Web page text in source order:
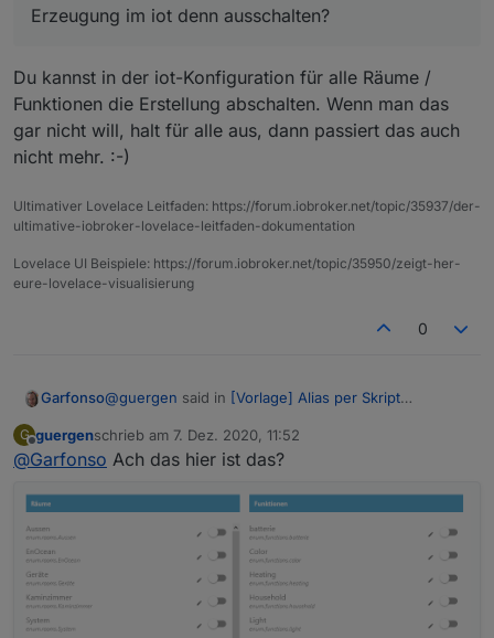
Erzeugung im iot denn ausschalten?
Du kannst in der iot-Konfiguration für alle Räume /
Funktionen die Erstellung abschalten. Wenn man das
gar nicht will, halt für alle aus, dann passiert das auch
nicht mehr. :-)
Ultimativer Lovelace Leitfaden: https://forum.iobroker.net/topic/35937/der-
ultimative-iobroker-lovelace-leitfaden-dokumentation
Lovelace UI Beispiele: https://forum.iobroker.net/topic/35950/zeigt-her-
eure-lovelace-visualisierung
0
Garfonso@guergen said in [Vorlage] Alias per Skript
@GarfonsoWo kann ich die automatische
Du kannst in der iot-Konfiguration für alle Räume /
Funktionen die Erstellung abschalten. Wenn man das
gar nicht will, halt für alle aus, dann passiert das
auch nicht mehr. :-)
G
Offline
guergenschrieb am 7. Dez. 2020, 11:52
zuletzt editiert von
@Garfonso Ach das hier ist das?